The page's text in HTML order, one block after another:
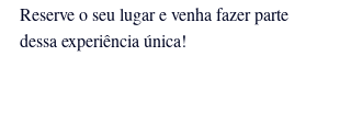
Reserve o seu lugar e venha fazer parte
dessa experiência única!